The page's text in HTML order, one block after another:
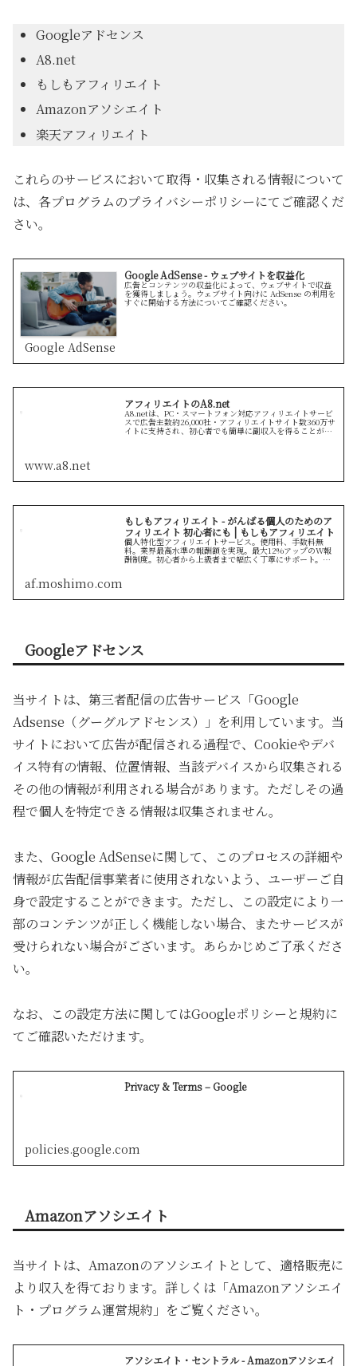
Googleアドセンス
A8.net
もしもアフィリエイト
Amazonアソシエイト
楽天アフィリエイト
これらのサービスにおいて取得・収集される情報について
は、各プログラムのプライバシーポリシーにてご確認くだ
さい。
Google AdSense - ウェブサイトを収益化
広告とコンテンツの収益化によって、ウェブサイトで収益
を獲得しましょう。ウェブサイト向けに AdSense の利用を
すぐに開始する方法についてご確認ください。
Google AdSense
アフィリエイトのA8.net
A8.netは、PC・スマートフォン対応アフィリエイトサービ
スで広告主数約26,000社・アフィリエイトサイト数360万サ
イトに支持され、初心者でも簡単に副収入を得ることが可
www.a8.net
もしもアフィリエイト - がんばる個人のためのア
フィリエイト 初心者にも | もしもアフィリエイト
個人特化型アフィリエイトサービス。使用料、手数料無
料。業界最高水準の報酬額を実現。最大12%アップのW報
酬制度。初心者から上級者まで幅広く丁寧にサポート。も
af.moshimo.com
Googleアドセンス
当サイトは、第三者配信の広告サービス「Google
Adsense（グーグルアドセンス）」を利用しています。当
サイトにおいて広告が配信される過程で、Cookieやデバ
イス特有の情報、位置情報、当該デバイスから収集される
その他の情報が利用される場合があります。ただしその過
程で個人を特定できる情報は収集されません。
また、Google AdSenseに関して、このプロセスの詳細や
情報が広告配信事業者に使用されないよう、ユーザーご自
身で設定することができます。ただし、この設定により一
部のコンテンツが正しく機能しない場合、またサービスが
受けられない場合がございます。あらかじめご了承くださ
い。
なお、この設定方法に関してはGoogleポリシーと規約に
てご確認いただけます。
Privacy & Terms – Google
policies.google.com
Amazonアソシエイト
当サイトは、Amazonのアソシエイトとして、適格販売に
より収入を得ております。詳しくは「Amazonアソシエイ
ト・プログラム運営規約」をご覧ください。
アソシエイト・セントラル - Amazonアソシエイ